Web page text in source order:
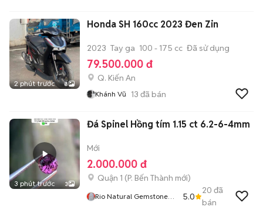
2 phút trước 8
Honda SH 160cc 2023 Đen Zin
2023 Tay ga 100 - 175 cc Đã sử dụng
79.500.000 đ
Q. Kiến An
Khánh Vũ 13 đã bán
3 phút trước 3
Đá Spinel Hồng tím 1.15 ct 6.2-6-4mm
Mới
2.000.000 đ
Quận 1 (P. Bến Thành mới)
Rio Natural Gemstone
5.0
20 đã
bán